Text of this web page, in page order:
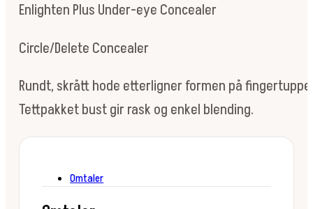
Enlighten Plus Under-eye Concealer
Circle/Delete Concealer
Rundt, skrått hode etterligner formen på
Tettpakket bust gir rask og enkel blending.
Omtaler